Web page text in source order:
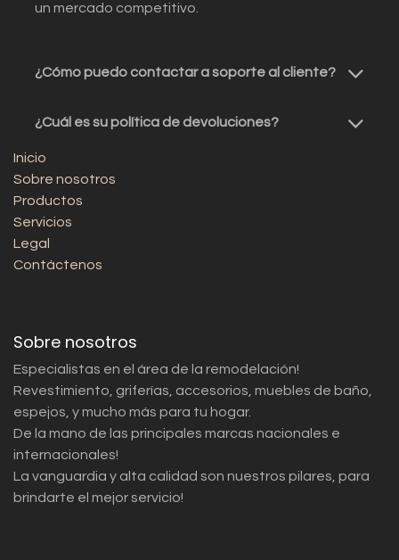
un mercado competitivo.
¿Cómo puedo contactar a soporte al cliente?
¿Cuál es su política de devoluciones?
Inicio
Sobre nosotros
Productos
Servicios
Legal
Contáctenos
Sobre nosotros
Especialistas en el área de la remodelación!
Revestimiento, griferías, accesorios, muebles de baño,
espejos, y mucho más para tu hogar.
De la mano de las principales marcas nacionales e
internacionales!
La vanguardia y alta calidad son nuestros pilares, para
brindarte el mejor servicio!